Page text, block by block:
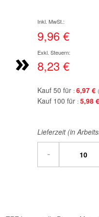
»
9,96 €
8,23 €
Kauf 50 für 6,97 €
Kauf 100 für 5,98 €
Lieferzeit (in
-